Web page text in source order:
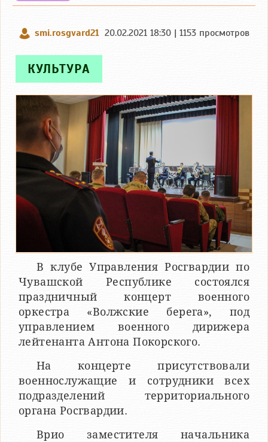
smi.rosgvard21 20.02.2021 18:30 | 1153 просмотров
КУЛЬТУРА
В клубе Управления Росгвардии по
Чувашской Республике состоялся
праздничный концерт военного
оркестра «Волжские берега», под
управлением военного дирижера
лейтенанта Антона Покорского.
На концерте присутствовали
военнослужащие и сотрудники всех
подразделений территориального
органа Росгвардии.
Врио заместителя начальника